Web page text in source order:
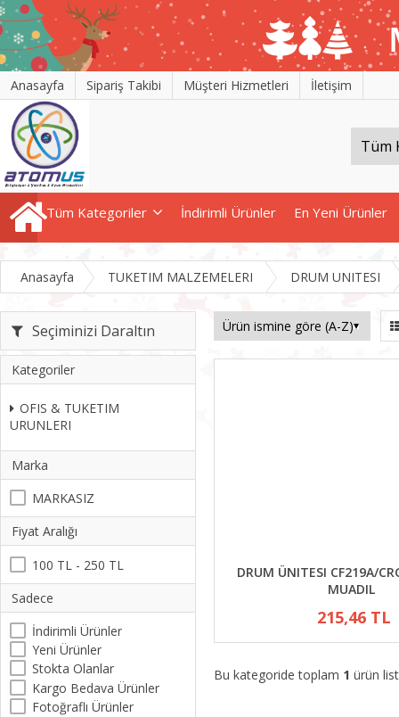
Anasayfa Sipariş Takibi Müşteri Hizmetleri İletişim
Tüm Kategoriler İndirimli Ürünler En Yeni Ürünler
Anasayfa TUKETIM MALZEMELERI DRUM UNITESI
Seçiminizi Daraltın
Kategoriler
OFIS & TUKETIM
URUNLERI
Marka
MARKASIZ
Fiyat Aralığı
100 TL - 250 TL
Sadece
İndirimli Ürünler
Yeni Ürünler
Stokta Olanlar
Kargo Bedava Ürünler
Fotoğraflı Ürünler
DRUM ÜNITESI CF219A/
MUADIL
215,46 TL
Bu kategoride toplam 1 ürün